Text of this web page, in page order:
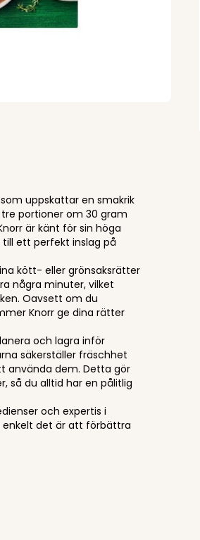
uppskattar en smakrik
portioner om 30 gram
är känt för sin höga
ett perfekt inslag på
kött- eller grönsaksrätter
några minuter, vilket
Oavsett om du
Knorr ge dina rätter
och lagra inför
säkerställer fräschhet
använda dem. Detta gör
så du alltid har en pålitlig
och expertis i
enkelt det är att förbättra